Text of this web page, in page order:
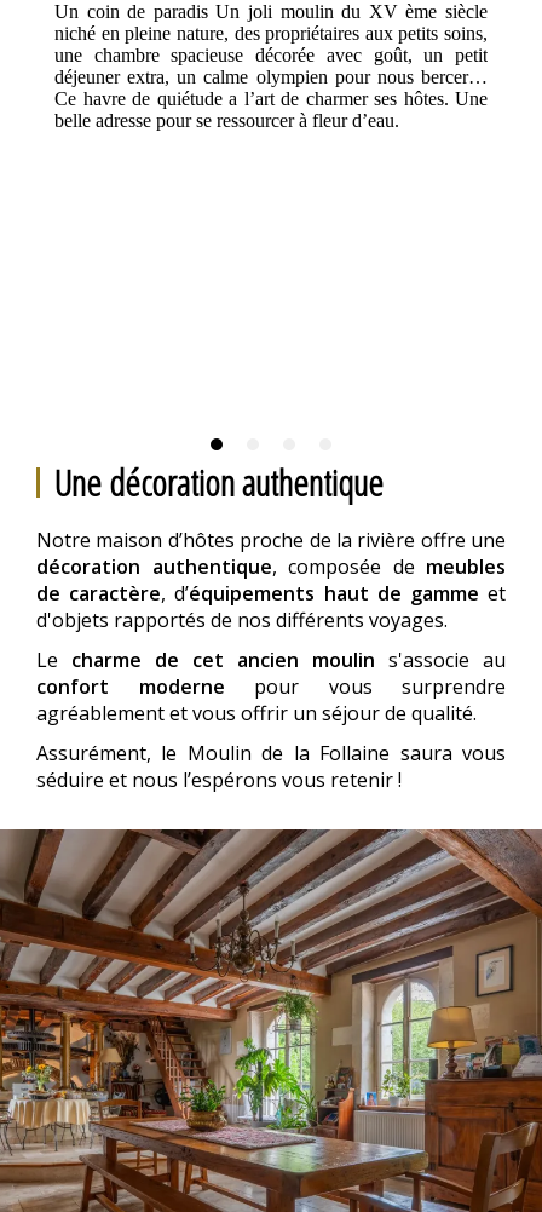
Un coin de paradis Un joli moulin du XV ème siècle
niché en pleine nature, des propriétaires aux petits soins,
une chambre spacieuse décorée avec goût, un petit
déjeuner extra, un calme olympien pour nous bercer…
Ce havre de quiétude a l’art de charmer ses hôtes. Une
belle adresse pour se ressourcer à fleur d’eau.
Une décoration authentique
Notre maison d’hôtes proche de la rivière offre une
décoration authentique, composée de meubles
de caractère, d’équipements haut de gamme et
d'objets rapportés de nos différents voyages.
Le charme de cet ancien moulin s'associe au
confort moderne pour vous surprendre
agréablement et vous offrir un séjour de qualité.
Assurément, le Moulin de la Follaine saura vous
séduire et nous l’espérons vous retenir !